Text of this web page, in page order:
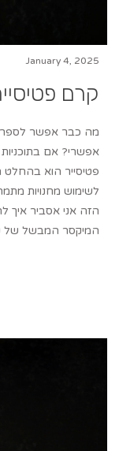
January 4, 2025
קרם
מה כבר אפשר לספר
אפשרי? אם
פטיסייר הוא בהחלט
לשימוש מחנויות
הזה אני אסביר איך
המיקסר המבשל של